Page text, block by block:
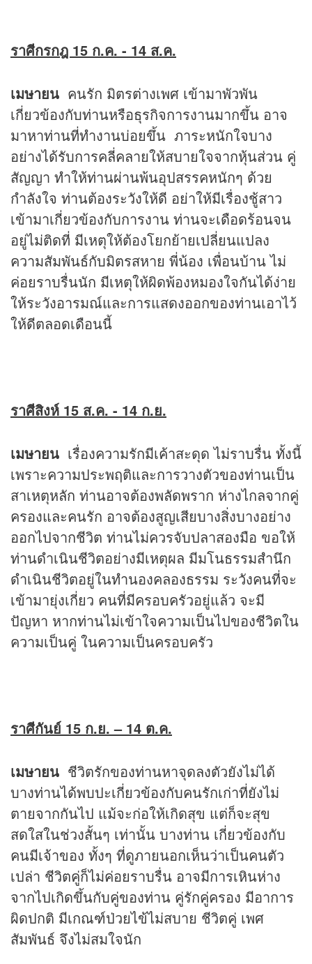
ราศีกรกฎ 15 ก.ค. - 14 ส.ค.
เมษายน คนรัก มิตรต่างเพศ เข้ามาพัวพัน
เกี่ยวข้องกับท่านหรือธุรกิจการงานมากขึ้น อาจ
มาหาท่านที่ทำงานบ่อยขึ้น ภาระหนักใจบาง
อย่างได้รับการคลี่คลายให้สบายใจจากหุ้นส่วน คู่
สัญญา ทำให้ท่านผ่านพ้นอุปสรรคหนักๆ ด้วย
กำลังใจ ท่านต้องระวังให้ดี อย่าให้มีเรื่องชู้สาว
เข้ามาเกี่ยวข้องกับการงาน ท่านจะเดือดร้อนจน
อยู่ไม่ติดที่ มีเหตุให้ต้องโยกย้ายเปลี่ยนแปลง
ความสัมพันธ์กับมิตรสหาย พี่น้อง เพื่อนบ้าน ไม่
ค่อยราบรื่นนัก มีเหตุให้ผิดพ้องหมองใจกันได้ง่าย
ให้ระวังอารมณ์และการแสดงออกของท่านเอาไว้
ให้ดีตลอดเดือนนี้
ราศีสิงห์ 15 ส.ค. - 14 ก.ย.
เมษายน เรื่องความรักมีเค้าสะดุด ไม่ราบรื่น ทั้งนี้
เพราะความประพฤติและการวางตัวของท่านเป็น
สาเหตุหลัก ท่านอาจต้องพลัดพราก ห่างไกลจากคู่
ครองและคนรัก อาจต้องสูญเสียบางสิ่งบางอย่าง
ออกไปจากชีวิต ท่านไม่ควรจับปลาสองมือ ขอให้
ท่านดำเนินชีวิตอย่างมีเหตุผล มีมโนธรรมสำนึก
ดำเนินชีวิตอยู่ในทำนองคลองธรรม ระวังคนที่จะ
เข้ามายุ่งเกี่ยว คนที่มีครอบครัวอยู่แล้ว จะมี
ปัญหา หากท่านไม่เข้าใจความเป็นไปของชีวิตใน
ความเป็นคู่ ในความเป็นครอบครัว
ราศีกันย์ 15 ก.ย.– 14 ต.ค.
เมษายน ชีวิตรักของท่านหาจุดลงตัวยังไม่ได้
บางท่านได้พบปะเกี่ยวข้องกับคนรักเก่าที่ยังไม่
ตายจากกันไป แม้จะก่อให้เกิดสุข แต่ก็จะสุข
สดใสในช่วงสั้นๆ เท่านั้น บางท่าน เกี่ยวข้องกับ
คนมีเจ้าของ ทั้งๆ ที่ดูภายนอกเห็นว่าเป็นคนตัว
เปล่า ชีวิตคู่ก็ไม่ค่อยราบรื่น อาจมีการเหินห่าง
จากไปเกิดขึ้นกับคู่ของท่าน คู่รักคู่ครอง มีอาการ
ผิดปกติ มีเกณฑ์ป่วยไข้ไม่สบาย ชีวิตคู่ เพศ
สัมพันธ์ จึงไม่สมใจนัก